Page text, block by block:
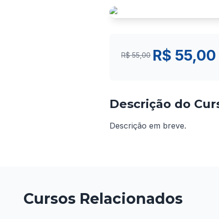
R$ 55,00 R$ 55,00
Descrição do
Descrição em breve.
Cursos Relacionados